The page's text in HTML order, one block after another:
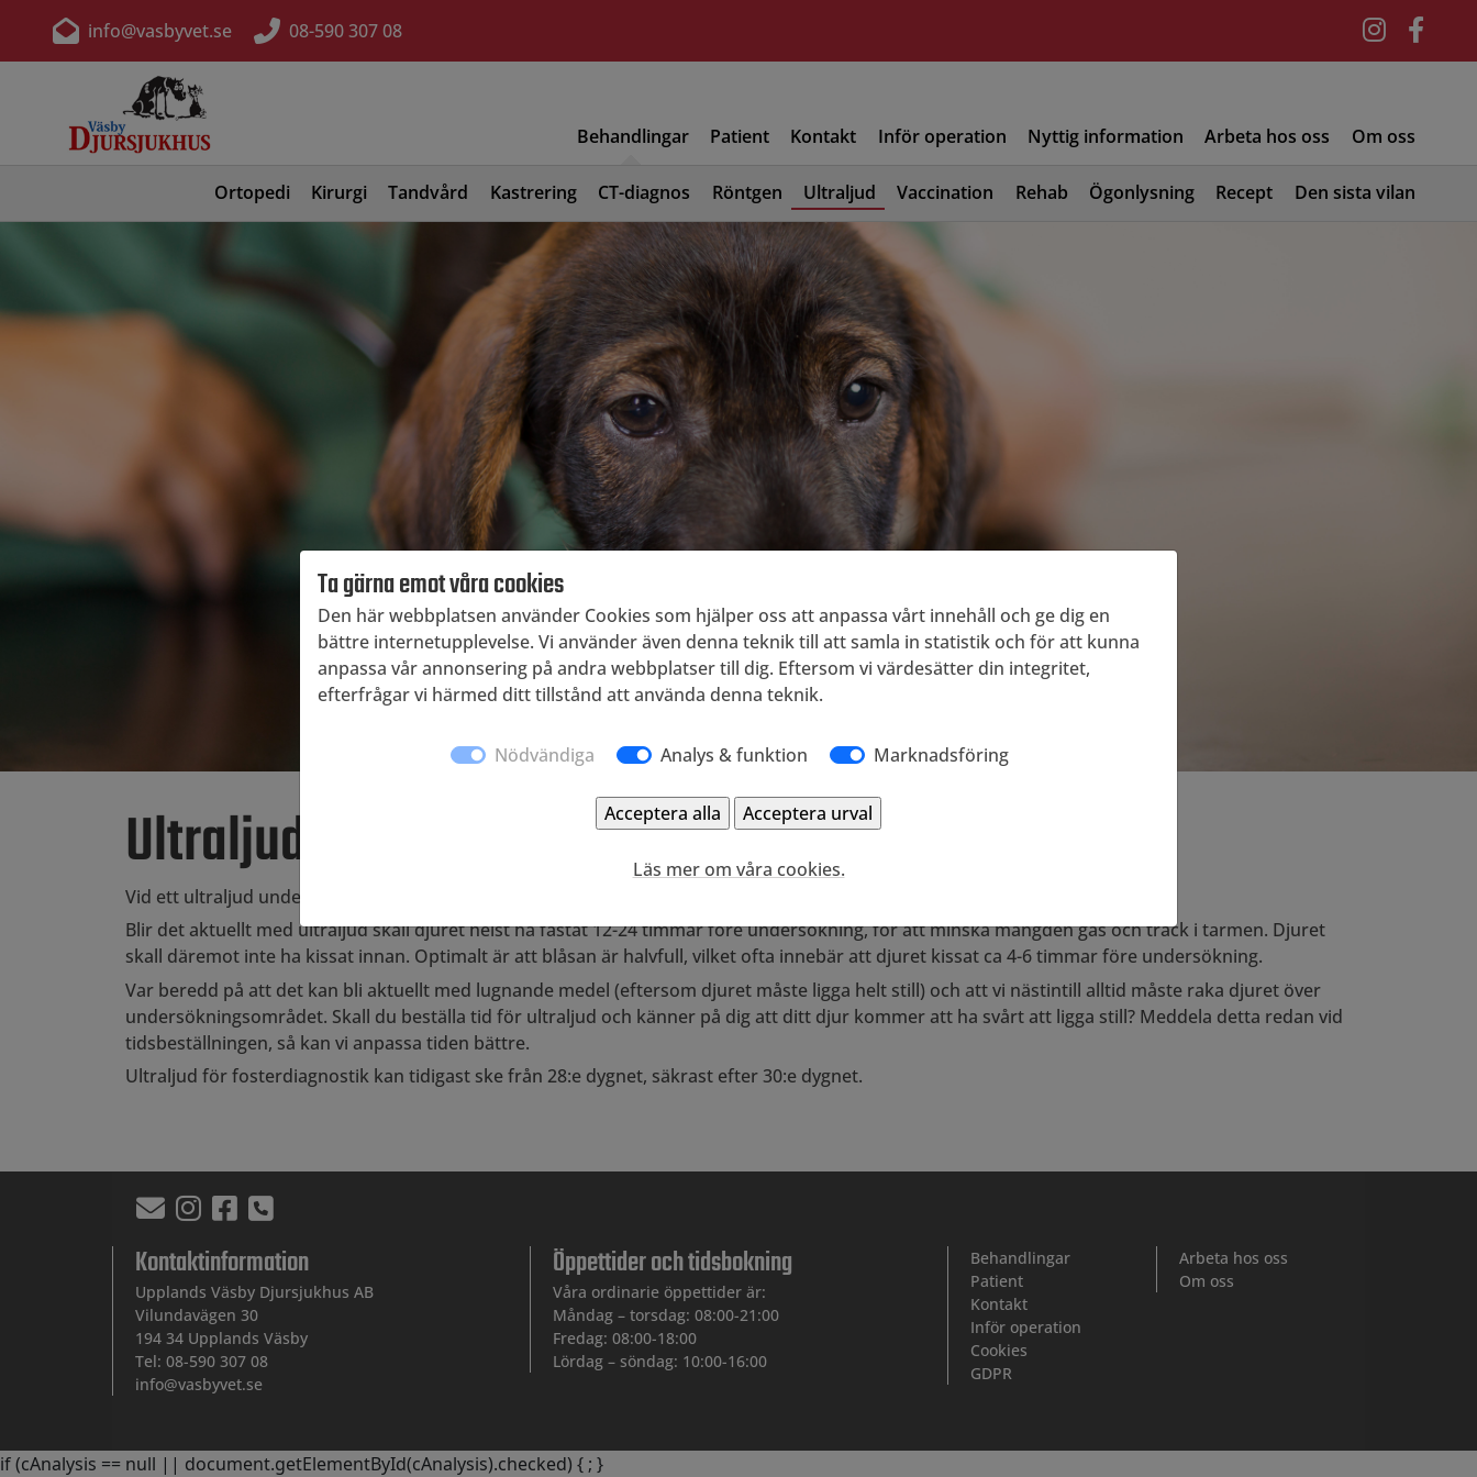
info@vasbyvet.se 08-590 307 08
Behandlingar Patient Kontakt Inför operation Nyttig information Arbeta hos oss Om oss
Ortopedi Kirurgi Tandvård Kastrering CT-diagnos Röntgen Ultraljud Vaccination Rehab Ögonlysning Recept Den sista vilan
Ultraljud
Vid ett ultraljud undersöker man mjukdelsorgan och får en bild av hur organen ser ut i tvärsnitt.
Blir det aktuellt med ultraljud skall djuret helst ha fastat 12-24 timmar före undersökning, för att minska mängden gas och träck i tarmen. Djuret
skall däremot inte ha kissat innan. Optimalt är att blåsan är halvfull, vilket ofta innebär att djuret kissat ca 4-6 timmar före undersökning.
Var beredd på att det kan bli aktuellt med lugnande medel (eftersom djuret måste ligga helt still) och att vi nästintill alltid måste raka djuret över
undersökningsområdet. Skall du beställa tid för ultraljud och känner på dig att ditt djur kommer att ha svårt att ligga still? Meddela detta redan vid
tidsbeställningen, så kan vi anpassa tiden bättre.
Ultraljud för fosterdiagnostik kan tidigast ske från 28:e dygnet, säkrast efter 30:e dygnet.
Kontaktinformation
Upplands Väsby Djursjukhus AB
Vilundavägen 30
194 34 Upplands Väsby
Tel: 08-590 307 08
info@vasbyvet.se
Öppettider och tidsbokning
Våra ordinarie öppettider är:
Måndag – torsdag: 08:00-21:00
Fredag: 08:00-18:00
Lördag – söndag: 10:00-16:00
Behandlingar
Patient
Kontakt
Inför operation
Cookies
GDPR
Arbeta hos oss
Om oss
if (cAnalysis == null || document.getElementById(cAnalysis).checked) { ; }
Ta gärna emot våra cookies
Den här webbplatsen använder Cookies som hjälper oss att anpassa vårt innehåll och ge dig en
bättre internetupplevelse. Vi använder även denna teknik till att samla in statistik och för att kunna
anpassa vår annonsering på andra webbplatser till dig. Eftersom vi värdesätter din integritet,
efterfrågar vi härmed ditt tillstånd att använda denna teknik.
Nödvändiga Analys & funktion Marknadsföring
Läs mer om våra cookies.